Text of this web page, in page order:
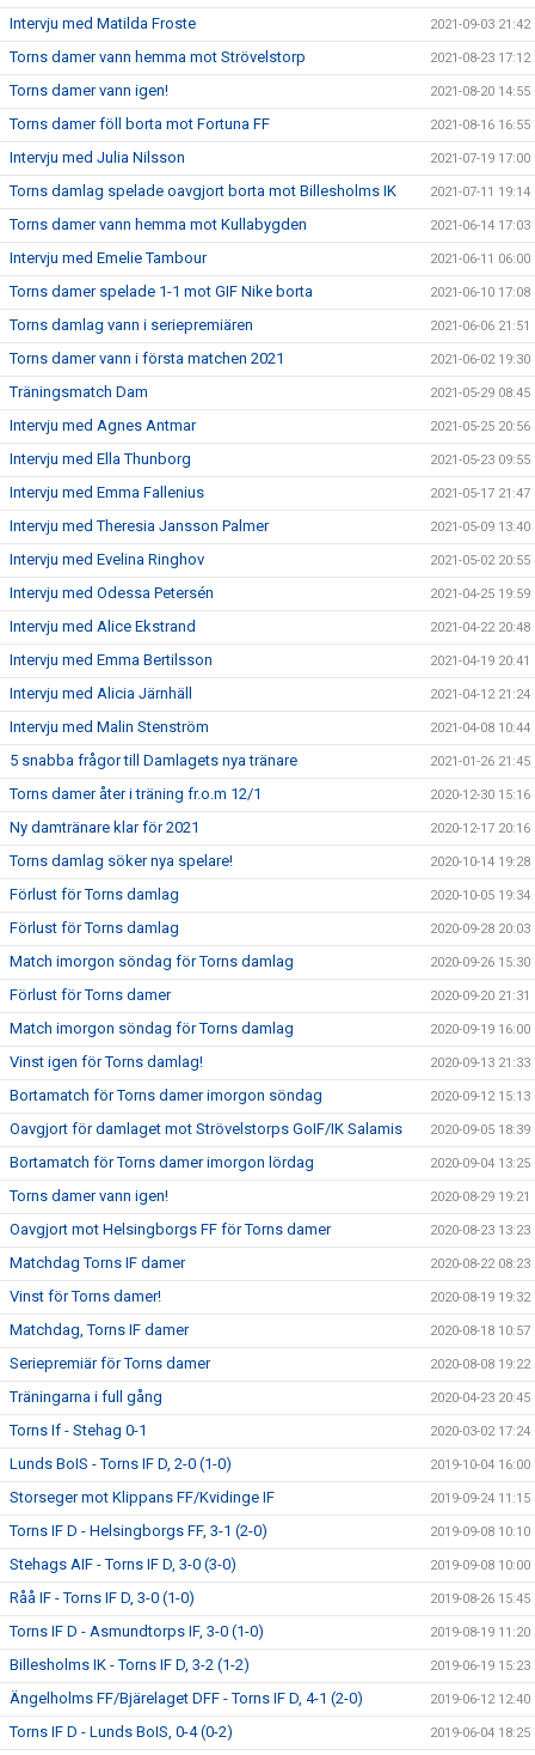
Intervju med Matilda Froste 2021-09-03 21:42
Torns damer vann hemma mot Strövelstorp 2021-08-23 17:12
Torns damer vann igen! 2021-08-20 14:55
Torns damer föll borta mot Fortuna FF 2021-08-16 16:55
Intervju med Julia Nilsson 2021-07-19 17:00
Torns damlag spelade oavgjort borta mot Billesholms IK 2021-07-11 19:14
Torns damer vann hemma mot Kullabygden 2021-06-14 17:03
Intervju med Emelie Tambour 2021-06-11 06:00
Torns damer spelade 1-1 mot GIF Nike borta 2021-06-10 17:08
Torns damlag vann i seriepremiären 2021-06-06 21:51
Torns damer vann i första matchen 2021 2021-06-02 19:30
Träningsmatch Dam 2021-05-29 08:45
Intervju med Agnes Antmar 2021-05-25 20:56
Intervju med Ella Thunborg 2021-05-23 09:55
Intervju med Emma Fallenius 2021-05-17 21:47
Intervju med Theresia Jansson Palmer 2021-05-09 13:40
Intervju med Evelina Ringhov 2021-05-02 20:55
Intervju med Odessa Petersén 2021-04-25 19:59
Intervju med Alice Ekstrand 2021-04-22 20:48
Intervju med Emma Bertilsson 2021-04-19 20:41
Intervju med Alicia Järnhäll 2021-04-12 21:24
Intervju med Malin Stenström 2021-04-08 10:44
5 snabba frågor till Damlagets nya tränare 2021-01-26 21:45
Torns damer åter i träning fr.o.m 12/1 2020-12-30 15:16
Ny damtränare klar för 2021 2020-12-17 20:16
Torns damlag söker nya spelare! 2020-10-14 19:28
Förlust för Torns damlag 2020-10-05 19:34
Förlust för Torns damlag 2020-09-28 20:03
Match imorgon söndag för Torns damlag 2020-09-26 15:30
Förlust för Torns damer 2020-09-20 21:31
Match imorgon söndag för Torns damlag 2020-09-19 16:00
Vinst igen för Torns damlag! 2020-09-13 21:33
Bortamatch för Torns damer imorgon söndag 2020-09-12 15:13
Oavgjort för damlaget mot Strövelstorps GoIF/IK Salamis 2020-09-05 18:39
Bortamatch för Torns damer imorgon lördag 2020-09-04 13:25
Torns damer vann igen! 2020-08-29 19:21
Oavgjort mot Helsingborgs FF för Torns damer 2020-08-23 13:23
Matchdag Torns IF damer 2020-08-22 08:23
Vinst för Torns damer! 2020-08-19 19:32
Matchdag, Torns IF damer 2020-08-18 10:57
Seriepremiär för Torns damer 2020-08-08 19:22
Träningarna i full gång 2020-04-23 20:45
Torns If - Stehag 0-1 2020-03-02 17:24
Lunds BoIS - Torns IF D, 2-0 (1-0) 2019-10-04 16:00
Storseger mot Klippans FF/Kvidinge IF 2019-09-24 11:15
Torns IF D - Helsingborgs FF, 3-1 (2-0) 2019-09-08 10:10
Stehags AIF - Torns IF D, 3-0 (3-0) 2019-09-08 10:00
Råå IF - Torns IF D, 3-0 (1-0) 2019-08-26 15:45
Torns IF D - Asmundtorps IF, 3-0 (1-0) 2019-08-19 11:20
Billesholms IK - Torns IF D, 3-2 (1-2) 2019-06-19 15:23
Ängelholms FF/Bjärelaget DFF - Torns IF D, 4-1 (2-0) 2019-06-12 12:40
Torns IF D - Lunds BoIS, 0-4 (0-2) 2019-06-04 18:25